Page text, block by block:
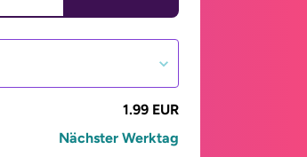
1.99 EUR
Nächster Werktag